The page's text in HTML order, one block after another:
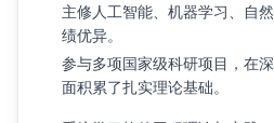
主修人工智能、机器学习、自
绩优异。
参与多项国家级科研项目，在
面积累了扎实理论基础。